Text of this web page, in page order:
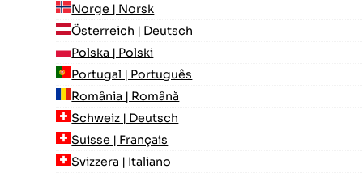
Norge | Norsk
Österreich | Deutsch
Polska | Polski
Portugal | Português
România | Română
Schweiz | Deutsch
Suisse | Français
Svizzera | Italiano